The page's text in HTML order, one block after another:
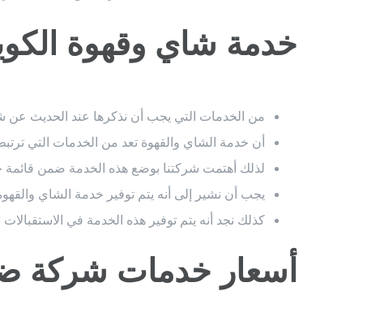
خدمة شاي وقهوة
من الخدمات التي يجب أن نذكرها عند الحديث عن
أن خدمة الشاي والقهوة تعد من الخدمات التي
لذلك أهتمت شركتنا بوضع هذه الخدمة ضمن قائمة
يجب أن نشير إلى أنه يتم توفير خدمة الشاي
كذلك نجد أنه يتم توفير هذه الخدمة في
أسعار خدمات شركة